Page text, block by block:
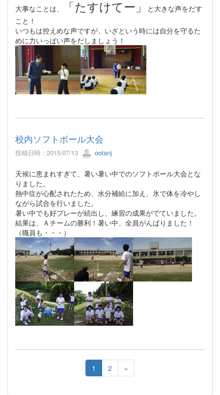
大事なことは、 「たすけてー」
と大きな声をだす
こと！
いつもは控えめな声ですが、いざという時には自分を守るた
めに力いっぱい声をだしましょう！
校内ソフトボール大会
投稿日時 : 2015/07/13 ootanj
天候に恵まれすぎて、暑い暑い中でのソフトボール大会とな
りました。
熱中症が心配されたため、水分補給に加え、氷で体を冷やし
ながら試合を行いました。
暑い中でも好プレーが続出し、練習の成果がでていました。
結果は、Ａチームの勝利！暑い中、全員がんばりました！
（職員も・・・）
1 2 »